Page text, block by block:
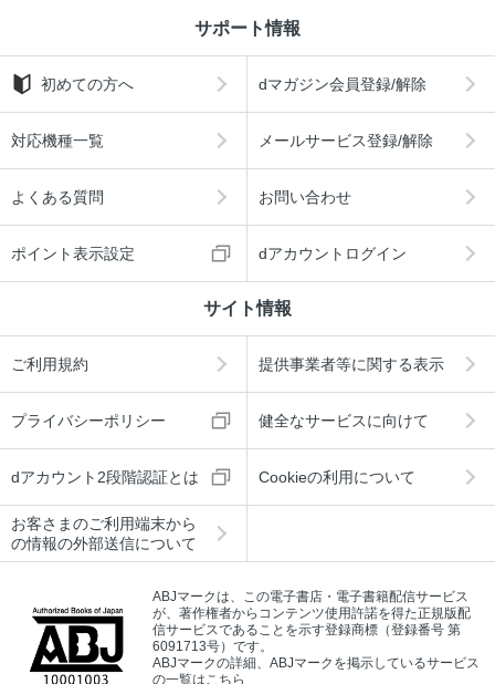
サポート情報
初めての方へ dマガジン会員登録/解除
対応機種一覧 メールサービス登録/解除
よくある質問 お問い合わせ
ポイント表示設定 dアカウントログイン
サイト情報
ご利用規約 提供事業者等に関する表示
プライバシーポリシー 健全なサービスに向けて
dアカウント2段階認証とは Cookieの利用について
お客さまのご利用端末から
の情報の外部送信について
ABJマークは、この電子書店・電子書籍配信サービス
が、著作権者からコンテンツ使用許諾を得た正規版配
信サービスであることを示す登録商標（登録番号 第
6091713号）です。
ABJマークの詳細、ABJマークを掲示しているサービス
の一覧はこちら